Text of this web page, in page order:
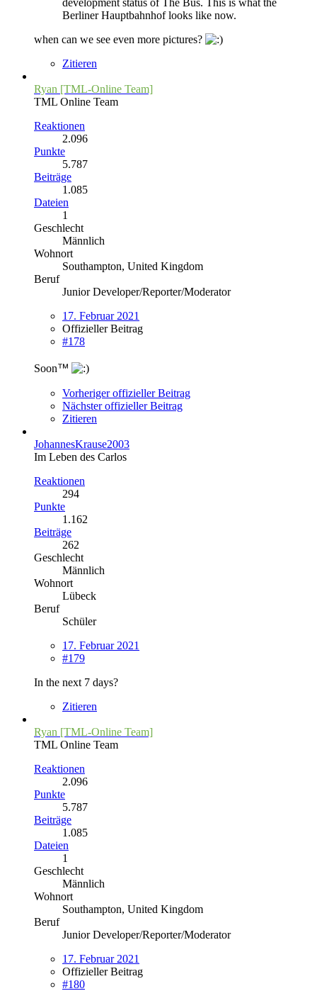
Berliner Hauptbahnhof looks like now.
when can we see even more pictures?
Zitieren
Ryan [TML-Online Team]
TML Online Team
Reaktionen
2.096
Punkte
5.787
Beiträge
1.085
Dateien
1
Geschlecht
Männlich
Wohnort
Southampton, United Kingdom
Beruf
Junior Developer/Reporter/Moderator
17. Februar 2021
Offizieller Beitrag
#178
Soon™
Vorheriger offizieller Beitrag
Nächster offizieller Beitrag
Zitieren
JohannesKrause2003
Im Leben des Carlos
Reaktionen
294
Punkte
1.162
Beiträge
262
Geschlecht
Männlich
Wohnort
Lübeck
Beruf
Schüler
17. Februar 2021
#179
In the next 7 days?
Zitieren
Ryan [TML-Online Team]
TML Online Team
Reaktionen
2.096
Punkte
5.787
Beiträge
1.085
Dateien
1
Geschlecht
Männlich
Wohnort
Southampton, United Kingdom
Beruf
Junior Developer/Reporter/Moderator
17. Februar 2021
Offizieller Beitrag
#180